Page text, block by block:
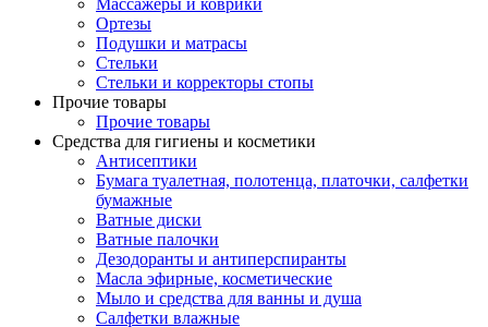
Массажеры и коврики
Ортезы
Подушки и матрасы
Стельки
Стельки и корректоры стопы
Прочие товары
Прочие товары
Средства для гигиены и косметики
Антисептики
Бумага туалетная, полотенца, платочки, салфетки
бумажные
Ватные диски
Ватные палочки
Дезодоранты и антиперспиранты
Масла эфирные, косметические
Мыло и средства для ванны и душа
Салфетки влажные